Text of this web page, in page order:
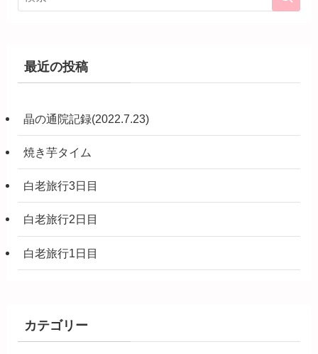
最近の投稿
晶の通院記録(2022.7.23)
焼き芋タイム
白老旅行3日目
白老旅行2日目
白老旅行1日目
カテゴリー